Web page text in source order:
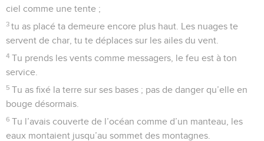
ciel comme une tente ;
3 tu as placé ta demeure encore plus haut. Les nuages te
servent de char, tu te déplaces sur les ailes du vent.
4 Tu prends les vents comme messagers, le feu est à ton
service.
5 Tu as fixé la terre sur ses bases ; pas de danger qu’elle en
bouge désormais.
6 Tu l’avais couverte de l’océan comme d’un manteau, les
eaux montaient jusqu’au sommet des montagnes.